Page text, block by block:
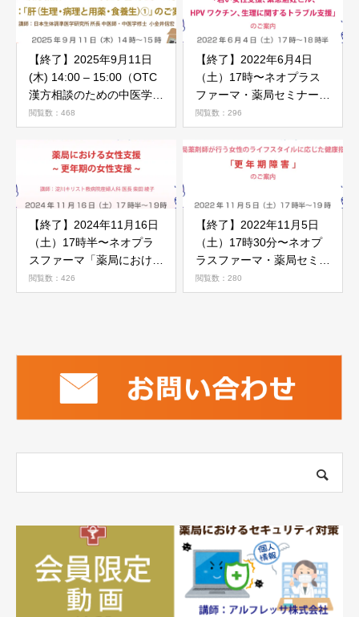
【終了】2025年9月11日
(木) 14:00 – 15:00（OTC
漢方相談のための中医学基
礎と少し応用） 9月「肝
（生理・病理と用薬・食養
生）①」
閲覧数：468
【終了】2022年6月4日
（土）17時〜ネオプラス
ファーマ・薬局セミナー
（女性のライフスタイルに
応じた健康指導）のご案内
閲覧数：296
【終了】2024年11月16日
（土）17時半〜ネオプラ
スファーマ「薬局における
女性支援~更年期の女性支
援~」
閲覧数：426
【終了】2022年11月5日
（土）17時30分〜ネオプ
ラスファーマ・薬局セミナ
ー（女性のライフスタイル
に応じた健康指導）のご案
閲覧数：280